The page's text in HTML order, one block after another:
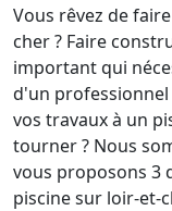
Vous rêvez de
cher ? Faire
important qui
d'un
vos travaux à un
tourner ? Nous
vous proposons 3
piscine sur loir-et-